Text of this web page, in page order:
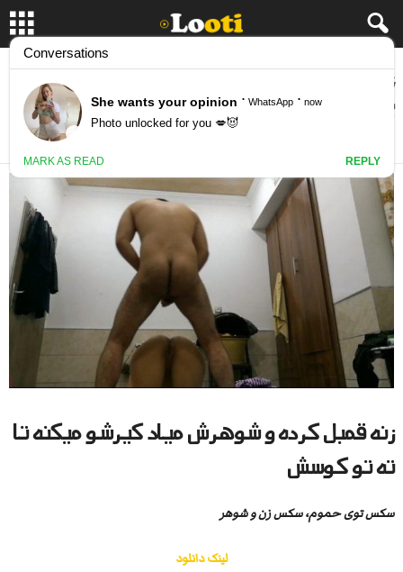
زنه قمبل کرده و شوهرش میاد کیرشو میکنه تو
زنه قمبل کرده و شوهرش میاد کیرشو میکنه تا
ته تو کوسش
سکس توی حموم، سکس زن و شوهر
لینک دانلود